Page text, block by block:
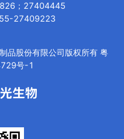
；27404445
27409223
品股份有限公司版权所有 粤
号-1